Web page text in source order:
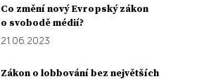
Co změní nový Evropský zákon
o svobodě médií?
21. 06. 2023
Zákon o lobbování bez největších